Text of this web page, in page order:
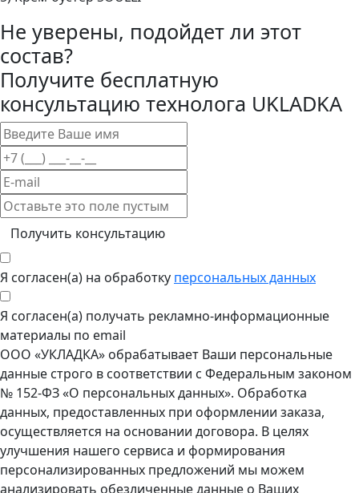
Не уверены, подойдет ли этот
состав?
Получите бесплатную
консультацию технолога UKLADKA
Получить консультацию
Я согласен(а) на обработку персональных данных
Я согласен(а) получать рекламно-информационные
материалы по email
ООО «УКЛАДКА» обрабатывает Ваши персональные
данные строго в соответствии с Федеральным законом
№ 152-ФЗ «О персональных данных». Обработка
данных, предоставленных при оформлении заказа,
осуществляется на основании договора. В целях
улучшения нашего сервиса и формирования
персонализированных предложений мы можем
анализировать обезличенные данные о Ваших